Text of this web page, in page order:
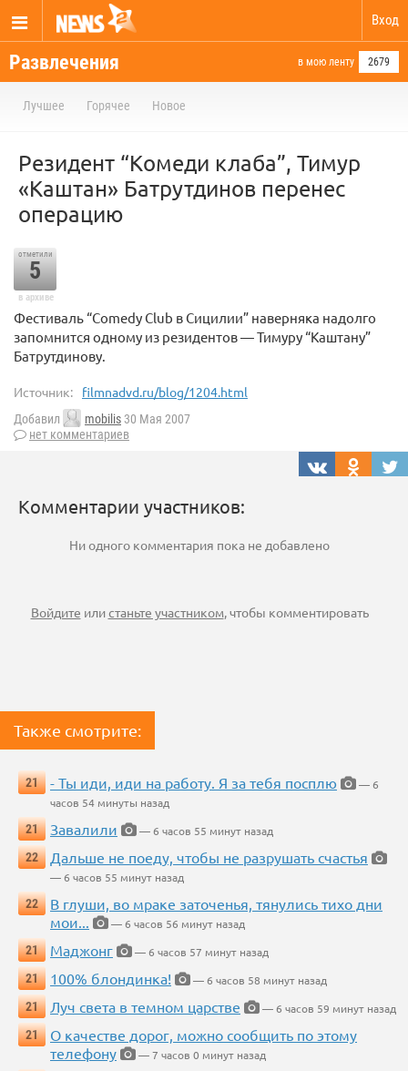
Вход
Развлечения в мою ленту 2679
Лучшее Горячее Новое
Резидент “Комеди клаба”, Тимур
«Каштан» Батрутдинов перенес
операцию
отметили
5
в архиве
Фестиваль “Comedy Club в Сицилии” наверняка надолго
запомнится одному из резидентов — Тимуру “Каштану”
Батрутдинову.
Источник: filmnadvd.ru/blog/1204.html
Добавил mobilis 30 Мая 2007
нет комментариев
Комментарии участников:
Ни одного комментария пока не добавлено
Войдите илистаньте участником, чтобы комментировать
Также смотрите:
21 - Ты иди, иди на работу. Я за тебя посплю
— 6
часов 54 минуты назад
21
Завалили
— 6 часов 55 минут назад
22
Дальше не поеду, чтобы не разрушать счастья
— 6 часов 55 минут назад
22
В глуши, во мраке заточенья, тянулись тихо дни
мои...
— 6 часов 56 минут назад
21
Маджонг
— 6 часов 57 минут назад
21
100% блондинка!
— 6 часов 58 минут назад
21
Луч света в темном царстве
— 6 часов 59 минут назад
21
О качестве дорог, можно сообщить по этому
телефону
— 7 часов 0 минут назад